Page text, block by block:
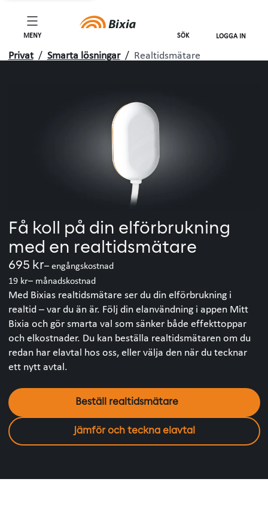
MENY SÖK LOGGA IN
Privat / Smarta lösningar / Realtidsmätare
Få koll på din elförbrukning
med en realtidsmätare
695 kr– engångskostnad
19 kr– månadskostnad
Med Bixias realtidsmätare ser du din elförbrukning i
realtid – var du än är. Följ din elanvändning i appen Mitt
Bixia och gör smarta val som sänker både effekttoppar
och elkostnader. Du kan beställa realtidsmätaren om du
redan har elavtal hos oss, eller välja den när du tecknar
ett nytt avtal.
Beställ realtidsmätare
Jämför och teckna elavtal